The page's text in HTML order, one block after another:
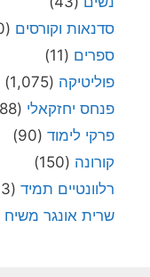
סדנאות וקורסים (10)
ספרים (11)
פוליטיקה (1,075)
פנחס יחזקאלי (1,988)
פרקי לימוד (90)
קורונה (150)
רלוונטיים תמיד (4,093)
שרית אונגר משיח